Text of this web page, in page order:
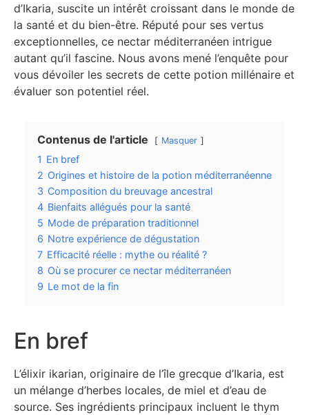
d’Ikaria, suscite un intérêt croissant dans le monde de
la santé et du bien-être. Réputé pour ses vertus
exceptionnelles, ce nectar méditerranéen intrigue
autant qu’il fascine. Nous avons mené l’enquête pour
vous dévoiler les secrets de cette potion millénaire et
évaluer son potentiel réel.
Contenus de l'article Masquer
1 En bref
2 Origines et histoire de la potion méditerranéenne
3 Composition du breuvage ancestral
4 Bienfaits allégués pour la santé
5 Mode de préparation traditionnel
6 Notre expérience de dégustation
7 Efficacité réelle : mythe ou réalité ?
8 Où se procurer ce nectar méditerranéen
9 Le mot de la fin
En bref
L’élixir ikarian, originaire de l’île grecque d’Ikaria, est
un mélange d’herbes locales, de miel et d’eau de
source. Ses ingrédients principaux incluent le thym